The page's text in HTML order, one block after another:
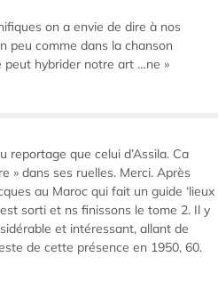
on a envie de dire à nos
peu comme dans la chanson
peut hybrider notre art …ne »
reportage que celui d’Assila. Ca
» dans ses ruelles. Merci. Après
au Maroc qui fait un guide ‘lieux
sorti et ns finissons le tome 2. Il y
et intéressant, allant de
de cette présence en 1950, 60.